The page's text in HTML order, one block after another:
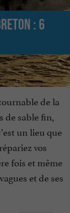
: 6
de la
de sable fin,
un lieu que
vos
fois et même
et de ses